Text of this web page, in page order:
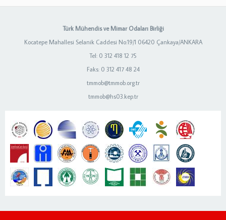
Türk Mühendis ve Mimar Odaları Birliği
Kocatepe Mahallesi Selanik Caddesi No:19/1 06420 Çankaya/ANKARA
Tel: 0 312 418 12 75
Faks: 0 312 417 48 24
tmmob@tmmob.org.tr
tmmob@hs03.kep.tr